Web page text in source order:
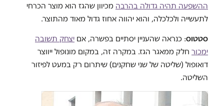
ההשפעה תהיה גדולה בהרבה מכיוון שהגז הוא מוצר הכרחי
לתעשייה ולכלכלה, והוא יהווה אחוז גדול מאוד מהתוצר.
סטטוס: כנראה שהעניין יסתיים בפשרה, אם יצחק תשובה
ימכור חלק ממאגר הגז. במקרה זה, במקום מונופול ייווצר
דואופול (שליטה של שני שחקנים) שיתרום רק במעט לפיזור
השליטה.